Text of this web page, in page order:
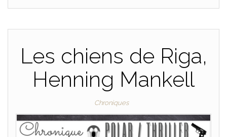
Les chiens de Riga,
Henning Mankell
Chroniques